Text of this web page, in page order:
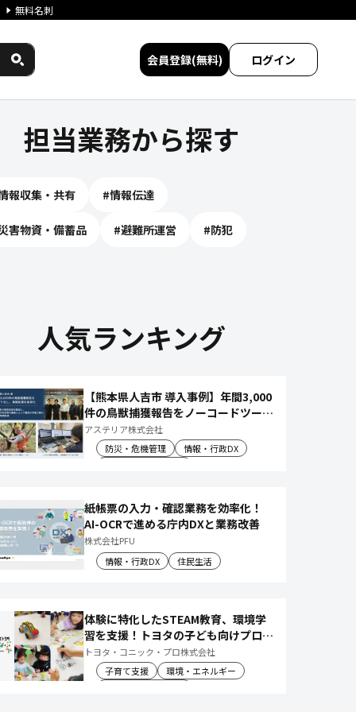
無料名刺
会員登録(無料) ログイン
ジチタイワークス民間サー
担当業務から探す
報収集・共有 #情報伝達
害物資・備蓄品 #避難所運営 #防犯
人気ランキング
【熊本県人吉市 導入事例】年間3,000
件の鳥獣捕獲報告をノーコードツール
でアプリ化し、月50時間の庁内作業
を削減
アステリア株式会社
防災・危機管理
情報・行政DX
紙帳票の入力・確認業務を効率化！
AI-OCRで進める庁内DXと業務改善
株式会社PFU
情報・行政DX
住民生活
体験に特化したSTEAM教育、環境学
習を支援！トヨタの子ども向けプログ
ラムで 社会や将来について楽しく学
べる体験機会を創出
トヨタ・コニック・プロ株式会社
子育て支援
環境・エネルギー